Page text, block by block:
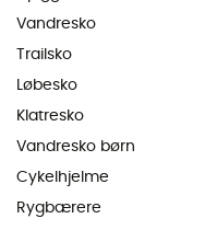
Vandresko
Trailsko
Løbesko
Klatresko
Vandresko børn
Cykelhjelme
Rygbærere